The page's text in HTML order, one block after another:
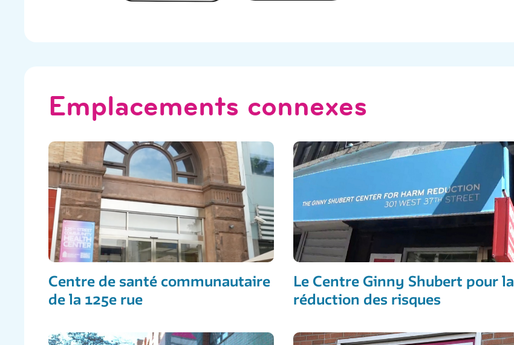
Emplacements connexes
Centre de santé communautaire
de la 125e rue
Le Centre Ginny Shubert pour la
réduction des risques